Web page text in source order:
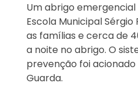
Um abrigo
Escola Municipal
as famílias e cerca de
a noite no abrigo. O
prevenção foi
Guarda.